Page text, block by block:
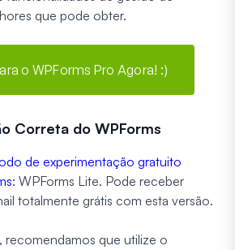
que pode obter.
o WPForms Pro Agora! :)
Correta do WPForms
de experimentação gratuito
: WPForms Lite. Pode receber
totalmente grátis com esta versão.
recomendamos que utilize o